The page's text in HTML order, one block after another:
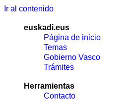
Ir al contenido
euskadi.eus
Página de inicio
Temas
Gobierno Vasco
Trámites
Herramientas
Contacto